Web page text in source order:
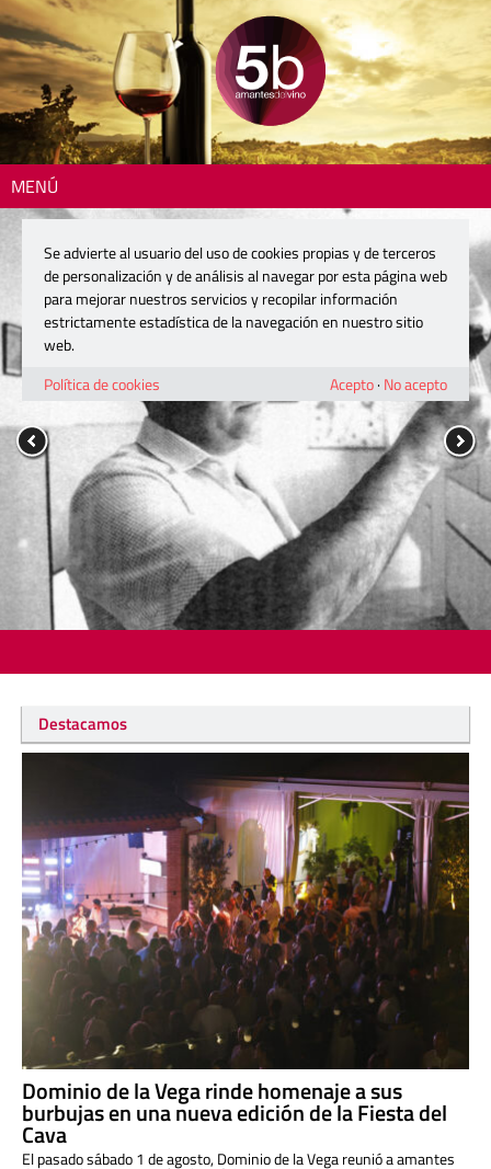
MENÚ
Destacamos
Dominio de la Vega rinde homenaje a sus
burbujas en una nueva edición de la Fiesta del
Cava
El pasado sábado 1 de agosto, Dominio de la Vega reunió a amantes
Se advierte al usuario del uso de cookies propias y de terceros
de personalización y de análisis al navegar por esta página web
para mejorar nuestros servicios y recopilar información
estrictamente estadística de la navegación en nuestro sitio
web.
Política de cookies
Acepto· No acepto